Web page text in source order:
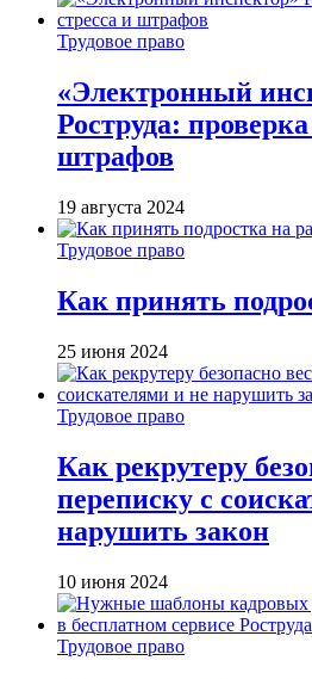
Трудовое право
«Электронный
Роструда: проверка
штрафов
19 августа 2024
Трудовое право
Как принять
25 июня 2024
Трудовое право
Как рекрутеру
переписку с
нарушить закон
10 июня 2024
Трудовое право